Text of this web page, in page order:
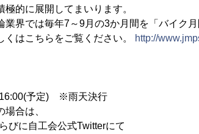
的に展開してまいります。
業界では毎年7～9月の3か月間を「バイク
はこちらをご覧ください。
http://
16:00(予定) ※雨天決行
合は、
自工会公式Twitterにて